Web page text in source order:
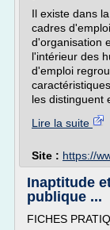
Il existe dans
cadres
d'organisation
l'intérieur des
d'emploi
les distinguent
Lire la suite
Site : https://
Inaptitude
publique ...
FICHES